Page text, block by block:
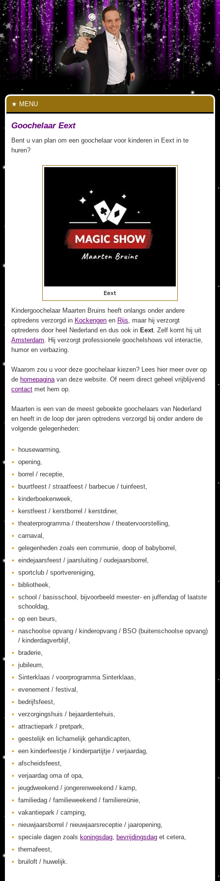
MENU
Goochelaar Eext
Bent u van plan om een goochelaar voor kinderen in Eext in te
huren?
Kindergoochelaar Maarten Bruins heeft onlangs onder andere
optredens verzorgd in Kockengen en Rijs, maar hij verzorgt
optredens door heel Nederland en dus ook in Eext. Zelf komt hij uit
Amsterdam. Hij verzorgt professionele goochelshows vol interactie,
humor en verbazing.
Waarom zou u voor deze goochelaar kiezen? Lees hier meer over op
de homepaginavan deze website. Of neem direct geheel vrijblijvend
contact met hem op.
Maarten is een van de meest geboekte goochelaars van Nederland
en heeft in de loop der jaren optredens verzorgd bij onder andere de
volgende gelegenheden:
housewarming,
opening,
borrel / receptie,
buurtfeest / straatfeest / barbecue / tuinfeest,
kinderboekenweek,
kerstfeest / kerstborrel / kerstdiner,
theaterprogramma / theatershow / theatervoorstelling,
carnaval,
gelegenheden zoals een communie, doop of babyborrel,
eindejaarsfeest / jaarsluiting / oudejaarsborrel,
sportclub / sportvereniging,
bibliotheek,
school / basisschool, bijvoorbeeld meester- en juffendag of laatste
schooldag,
op een beurs,
naschoolse opvang / kinderopvang / BSO (buitenschoolse opvang)
/ kinderdagverblijf,
braderie,
jubileum,
Sinterklaas / voorprogramma Sinterklaas,
evenement / festival,
bedrijfsfeest,
verzorgingshuis / bejaardentehuis,
attractiepark / pretpark,
geestelijk en lichamelijk gehandicapten,
een kinderfeestje / kinderpartijtje / verjaardag,
afscheidsfeest,
verjaardag oma of opa,
jeugdweekend / jongerenweekend / kamp,
familiedag / familieweekend / familiereünie,
vakantiepark / camping,
nieuwjaarsborrel / nieuwjaarsreceptie / jaaropening,
speciale dagen zoals koningsdag, bevrijdingsdag et cetera,
themafeest,
bruiloft / huwelijk.